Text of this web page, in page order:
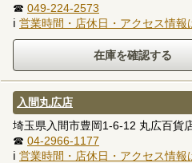
☎ 049-224-2573
ℹ 営業時間・店休日・アクセス情報
入間丸広店
埼玉県入間市豊岡1-6-12 丸広百貨
☎ 04-2966-1177
ℹ 営業時間・店休日・アクセス情報